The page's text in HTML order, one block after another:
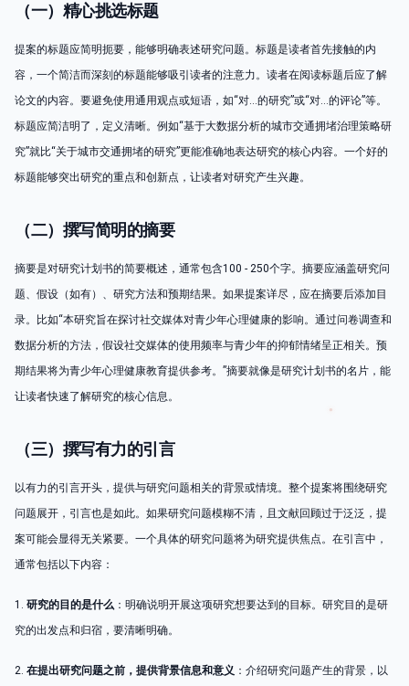
（一）精心挑选标题
提案的标题应简明扼要，能够明确表述研究问题。标题是读者首先接触的内
容，一个简洁而深刻的标题能够吸引读者的注意力。读者在阅读标题后应了解
论文的内容。要避免使用通用观点或短语，如“对…的研究”或“对…的评论”等。
标题应简洁明了，定义清晰。例如“基于大数据分析的城市交通拥堵治理策略研
究”就比“关于城市交通拥堵的研究”更能准确地表达研究的核心内容。一个好的
标题能够突出研究的重点和创新点，让读者对研究产生兴趣。
（二）撰写简明的摘要
摘要是对研究计划书的简要概述，通常包含100 - 250个字。摘要应涵盖研究问
题、假设（如有）、研究方法和预期结果。如果提案详尽，应在摘要后添加目
录。比如“本研究旨在探讨社交媒体对青少年心理健康的影响。通过问卷调查和
数据分析的方法，假设社交媒体的使用频率与青少年的抑郁情绪呈正相关。预
期结果将为青少年心理健康教育提供参考。”摘要就像是研究计划书的名片，能
让读者快速了解研究的核心信息。
（三）撰写有力的引言
以有力的引言开头，提供与研究问题相关的背景或情境。整个提案将围绕研究
问题展开，引言也是如此。如果研究问题模糊不清，且文献回顾过于泛泛，提
案可能会显得无关紧要。一个具体的研究问题将为研究提供焦点。在引言中，
通常包括以下内容：
1. 研究的目的是什么 ：明确说明开展这项研究想要达到的目标。研究目的是研
究的出发点和归宿，要清晰明确。
2. 在提出研究问题之前，提供背景信息和意义 ：介绍研究问题产生的背景，以